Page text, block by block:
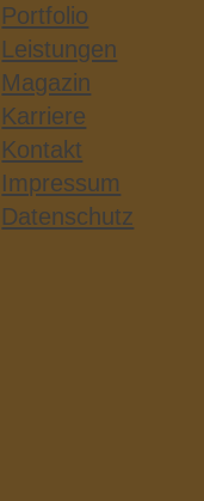
Portfolio
Leistungen
Magazin
Karriere
Kontakt
Impressum
Datenschutz